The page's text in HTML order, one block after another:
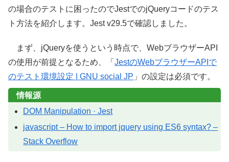
の場合のテストに困ったのでJestでのjQueryコードのテス
ト方法を紹介します。Jest v29.5で確認しました。
まず、jQueryを使うという時点で、WebブラウザーAPI
の使用が前提となるため、「 JestのWebブラウザーAPIで
のテスト環境設定 | GNU social JP 」の設定は必須です。
情報源
DOM Manipulation · Jest
javascript – How to import jquery using ES6 syntax? –
Stack Overflow